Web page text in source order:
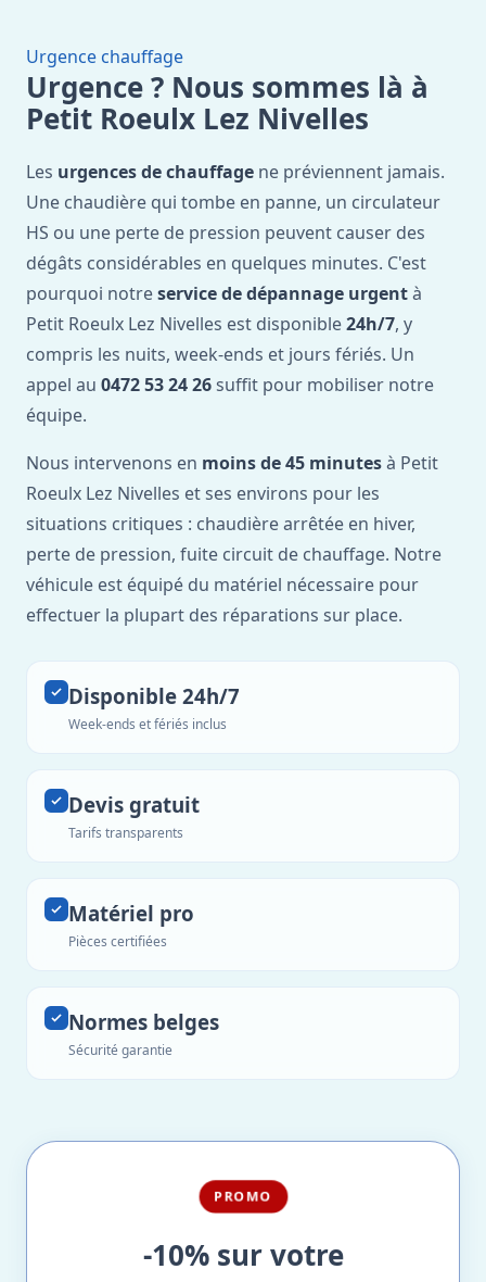
Urgence chauffage
Urgence ? Nous sommes là à
Petit Roeulx Lez Nivelles
Les urgences de chauffage ne préviennent jamais.
Une chaudière qui tombe en panne, un circulateur
HS ou une perte de pression peuvent causer des
dégâts considérables en quelques minutes. C'est
pourquoi notreservice de dépannage urgentà
Petit Roeulx Lez Nivelles est disponible24h/7, y
compris les nuits, week-ends et jours fériés. Un
appel au 0472 53 24 26 suffit pour mobiliser notre
équipe.
Nous intervenons en moins de 45 minutesà Petit
Roeulx Lez Nivelles et ses environs pour les
situations critiques : chaudière arrêtée en hiver,
perte de pression, fuite circuit de chauffage. Notre
véhicule est équipé du matériel nécessaire pour
effectuer la plupart des réparations sur place.
Disponible 24h/7
Week-ends et fériés inclus
Devis gratuit
Tarifs transparents
Matériel pro
Pièces certifiées
Normes belges
Sécurité garantie
PROMO
-10% sur votre